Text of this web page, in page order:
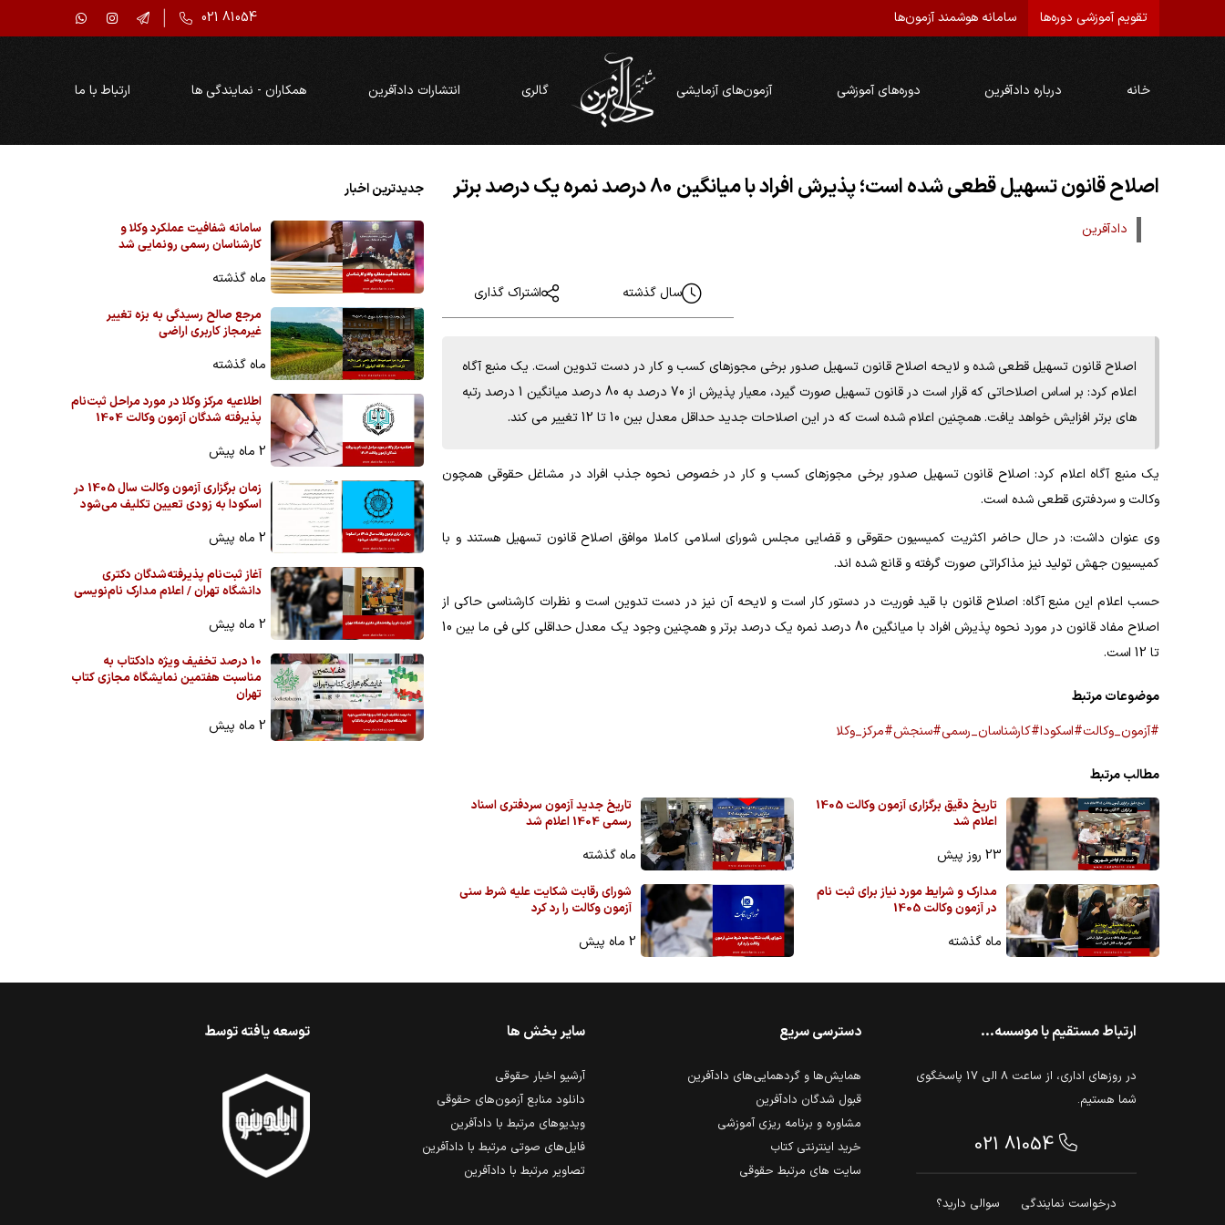
تقویم آموزشی دوره‌ها سامانه هوشمند آزمون‌ها 021 81054
خانه درباره دادآفرین دوره‌های آموزشی آزمون‌های آزمایشی گالری انتشارات دادآفرین همکاران - نمایندگی ها ارتباط با ما
اصلاح قانون تسهیل قطعی شده است؛ پذیرش افراد با میانگین 80 درصد نمره یک درصد برتر
دادآفرین
سال گذشته اشتراک گذاری
اصلاح قانون تسهیل قطعی شده و لایحه اصلاح قانون تسهیل صدور برخی مجوزهای کسب و کار در دست تدوین است. یک منبع آگاه
اعلام کرد: بر اساس اصلاحاتی که قرار است در قانون تسهیل صورت گیرد، معیار پذیرش از 70 درصد به 80 درصد میانگین 1 درصد رتبه
های برتر افزایش خواهد یافت. همچنین اعلام شده است که در این اصلاحات جدید حداقل معدل بین 10 تا 12 تغییر می کند.
یک منبع آگاه اعلام کرد: اصلاح قانون تسهیل صدور برخی مجوزهای کسب و کار در خصوص نحوه جذب افراد در مشاغل حقوقی همچون
وکالت و سردفتری قطعی شده است.
وی عنوان داشت: در حال حاضر اکثریت کمیسیون حقوقی و قضایی مجلس شورای اسلامی کاملا موافق اصلاح قانون تسهیل هستند و با
کمیسیون جهش تولید نیز مذاکراتی صورت گرفته و قانع شده اند.
حسب اعلام این منبع آگاه: اصلاح قانون با قید فوریت در دستور کار است و لایحه آن نیز در دست تدوین است و نظرات کارشناسی حاکی از
اصلاح مفاد قانون در مورد نحوه پذیرش افراد با میانگین 80 درصد نمره یک درصد برتر و همچنین وجود یک معدل حداقلی کلى فی ما بین 10
تا 12 است.
موضوعات مرتبط
#آزمون_وکالت#اسکودا#کارشناسان_رسمی#سنجش#مرکز_وکلا
مطالب مرتبط
تاریخ دقیق برگزاری آزمون وکالت 1405
اعلام شد
23 روز پیش
تاریخ جدید آزمون سردفتری اسناد
رسمی 1404 اعلام شد
ماه گذشته
مدارک و شرایط مورد نیاز برای ثبت نام
در آزمون وکالت 1405
ماه گذشته
شورای رقابت شکایت علیه شرط سنی
آزمون وکالت را رد کرد
2 ماه پیش
جدیدترین اخبار
سامانه شفافیت عملکرد وکلا و
کارشناسان رسمی رونمایی شد
ماه گذشته
مرجع صالح رسیدگی به بزه تغییر
غیرمجاز کاربری اراضی
ماه گذشته
اطلاعیه مرکز وکلا در مورد مراحل ثبت‌نام
پذیرفته شدگان آزمون وکالت 1404
2 ماه پیش
زمان برگزاری آزمون وکالت سال 1405 در
اسکودا به زودی تعیین تکلیف می‌شود
2 ماه پیش
آغاز ثبت‌نام پذیرفته‌شدگان دکتری
دانشگاه تهران / اعلام مدارک نام‌نویسی
2 ماه پیش
10 درصد تخفیف ویژه دادکتاب به
مناسبت هفتمین نمایشگاه مجازی کتاب
تهران
2 ماه پیش
ارتباط مستقیم با موسسه...
در روزهای اداری، از ساعت 8 الی 17 پاسخگوی
شما هستیم.
021 81054
درخواست نمایندگی سوالی دارید؟
دسترسی سریع
همایش‌ها و گردهمایی‌های دادآفرین
قبول شدگان دادآفرین
مشاوره و برنامه ریزی آموزشی
خرید اینترنتی کتاب
سایت های مرتبط حقوقی
سایر بخش ها
آرشیو اخبار حقوقی
دانلود منابع آزمون‌های حقوقی
ویدیوهای مرتبط با دادآفرین
فایل‌های صوتی مرتبط با دادآفرین
تصاویر مرتبط با دادآفرین
توسعه یافته توسط